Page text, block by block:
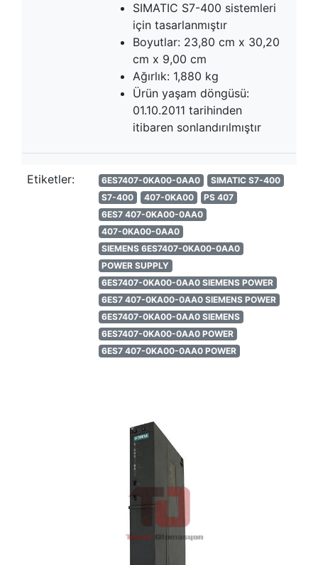
SIMATIC S7-400 sistemleri
için tasarlanmıştır
Boyutlar: 23,80 cm x 30,20
cm x 9,00 cm
Ağırlık: 1,880 kg
Ürün yaşam döngüsü:
01.10.2011 tarihinden
itibaren sonlandırılmıştır
Etiketler: 6ES7407-0KA00-0AA0
SIMATIC S7-400
S7-400
407-0KA00
PS 407
6ES7 407-0KA00-0AA0
407-0KA00-0AA0
SIEMENS 6ES7407-0KA00-0AA0
POWER SUPPLY
6ES7407-0KA00-0AA0 SIEMENS POWER
6ES7 407-0KA00-0AA0 SIEMENS POWER
6ES7407-0KA00-0AA0 SIEMENS
6ES7407-0KA00-0AA0 POWER
6ES7 407-0KA00-0AA0 POWER